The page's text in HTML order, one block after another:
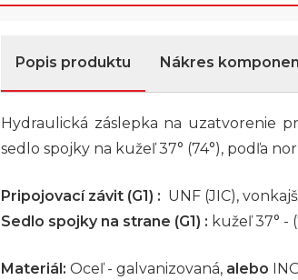
Popis produktu Nákres
Hydraulická záslepka na uzatvorenie
sedlo spojky na kužeľ 37° (74°), podľa
Pripojovací závit (G1) : UNF (JIC),
Sedlo spojky na strane (G1) : kužeľ 37° -
Materiál: Oceľ - galvanizovaná, alebo